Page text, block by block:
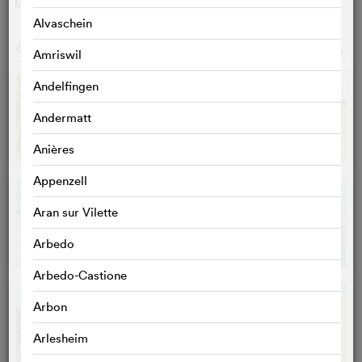
Alvaschein
Amriswil
Andelfingen
Andermatt
Anières
Appenzell
Aran sur Vilette
Arbedo
Arbedo-Castione
Arbon
Arlesheim
MEHR>
GALERIE